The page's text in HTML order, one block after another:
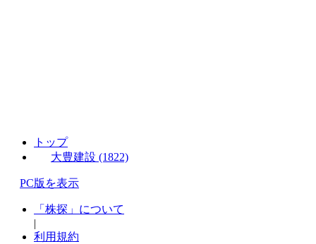
トップ
大豊建設 (1822)
PC版を表示
「株探」について
|
利用規約